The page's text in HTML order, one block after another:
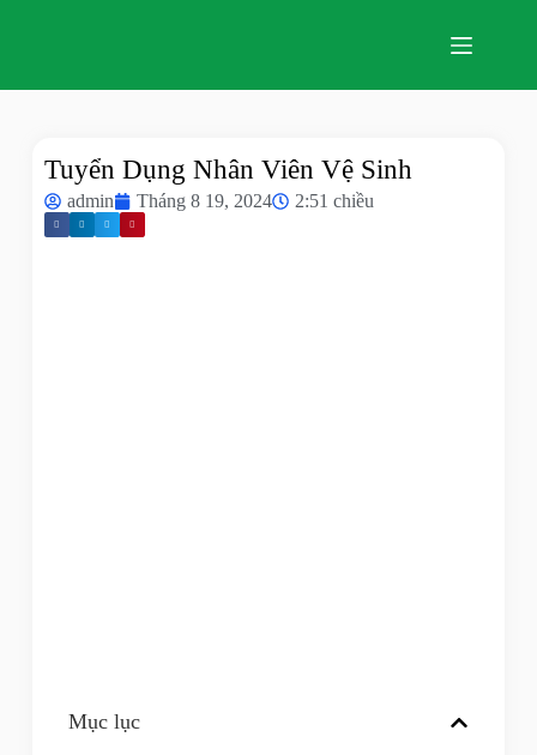
Tuyển Dụng Nhân Viên Vệ Sinh
admin Tháng 8 19, 2024 2:51 chiều
Mục lục